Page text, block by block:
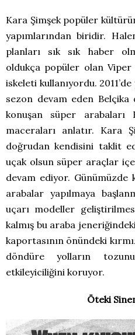
Kara Şimşek popüler
yapımlarından biridir.
planları sık sık haber
oldukça popüler olan Viper
iskeleti kullanıyordu.
sezon devam eden Belçika
konuşan süper arabaları
maceraları anlatır. Kara
doğrudan kendisini taklit
uçak olsun süper araçlar
devam ediyor. Günümüzde
arabalar yapılmaya
uçarı modeller
kalmış bu araba
kaportasının önündeki
döndüre yolların
etkileyiciliğini koruyor.
Öteki